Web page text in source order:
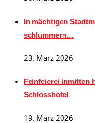
In mächtigen
schlummern…
23. März 2026
Feinfeierei inmitten
Schlosshotel
19. März 2026